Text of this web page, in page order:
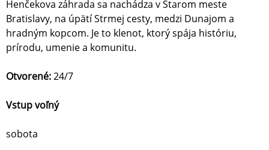
Henčekova záhrada sa nachádza v Starom meste
Bratislavy, na úpätí Strmej cesty, medzi Dunajom a
hradným kopcom. Je to klenot, ktorý spája históriu,
prírodu, umenie a komunitu.
Otvorené:24/7
Vstup voľný
sobota